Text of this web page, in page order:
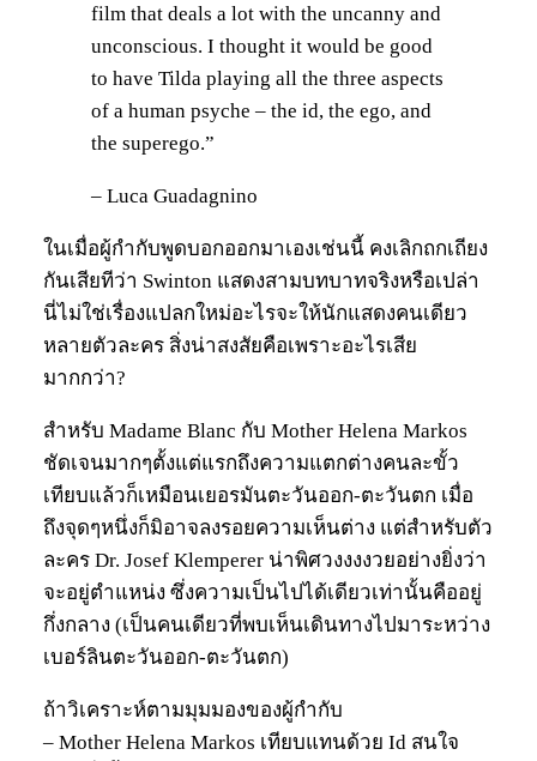
film that deals a lot with the uncanny and
unconscious. I thought it would be good
to have Tilda playing all the three aspects
of a human psyche – the id, the ego, and
the superego.”
– Luca Guadagnino
ในเมื่อผู้กำกับพูดบอกออกมาเองเช่นนี้ คงเลิกถกเถียง
กันเสียทีว่า Swinton แสดงสามบทบาทจริงหรือเปล่า
นี่ไม่ใช่เรื่องแปลกใหม่อะไรจะให้นักแสดงคนเดียว
หลายตัวละคร สิ่งน่าสงสัยคือเพราะอะไรเสีย
มากกว่า?
สำหรับ Madame Blanc กับ Mother Helena Markos
ชัดเจนมากๆตั้งแต่แรกถึงความแตกต่างคนละขั้ว
เทียบแล้วก็เหมือนเยอรมันตะวันออก-ตะวันตก เมื่อ
ถึงจุดๆหนึ่งก็มิอาจลงรอยความเห็นต่าง แต่สำหรับตัว
ละคร Dr. Josef Klemperer น่าพิศวงงงงวยอย่างยิ่งว่า
จะอยู่ตำแหน่ง ซึ่งความเป็นไปได้เดียวเท่านั้นคืออยู่
กึ่งกลาง (เป็นคนเดียวที่พบเห็นเดินทางไปมาระหว่าง
เบอร์ลินตะวันออก-ตะวันตก)
ถ้าวิเคราะห์ตามมุมมองของผู้กำกับ
– Mother Helena Markos เทียบแทนด้วย Id สนใจ